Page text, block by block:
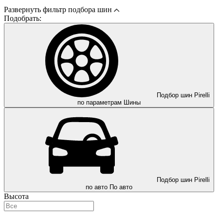
Развернуть фильтр подбора шин
Подобрать:
Подбор шин Pirelli
по параметрам
Шины
Подбор шин Pirelli
по авто По авто
Высота